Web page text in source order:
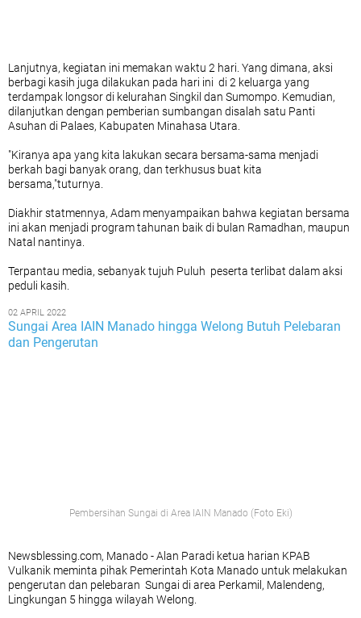
Lanjutnya, kegiatan ini memakan waktu 2 hari. Yang dimana, aksi
berbagi kasih juga dilakukan pada hari ini di 2 keluarga yang
terdampak longsor di kelurahan Singkil dan Sumompo. Kemudian,
dilanjutkan dengan pemberian sumbangan disalah satu Panti
Asuhan di Palaes, Kabupaten Minahasa Utara.
"Kiranya apa yang kita lakukan secara bersama-sama menjadi
berkah bagi banyak orang, dan terkhusus buat kita
bersama,"tuturnya.
Diakhir statmennya, Adam menyampaikan bahwa kegiatan bersama
ini akan menjadi program tahunan baik di bulan Ramadhan, maupun
Natal nantinya.
Terpantau media, sebanyak tujuh Puluh peserta terlibat dalam aksi
peduli kasih.
02 APRIL 2022
Sungai Area IAIN Manado hingga Welong Butuh Pelebaran
dan Pengerutan
Pembersihan Sungai di Area IAIN Manado (Foto Eki)
Newsblessing.com, Manado - Alan Paradi ketua harian KPAB
Vulkanik meminta pihak Pemerintah Kota Manado untuk melakukan
pengerutan dan pelebaran Sungai di area Perkamil, Malendeng,
Lingkungan 5 hingga wilayah Welong.